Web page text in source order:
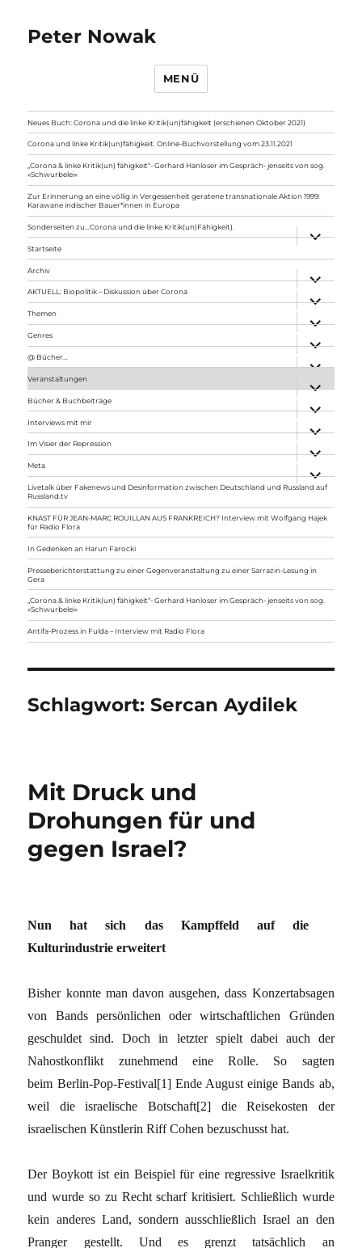
Peter Nowak
MENÜ
Neues Buch: Corona und die linke Kritik(un)fähigkeit (erschienen Oktober 2021)
Corona und linke Kritik(un)fähigkeit. Online-Buchvorstellung vom 23.11.2021
„Corona & linke Kritik(un) fähigkeit“- Gerhard Hanloser im Gespräch- jenseits von sog.
»Schwurbelei«
Zur Erinnerung an eine völlig in Vergessenheit geratene transnationale Aktion 1999:
Karawane indischer Bauer*innen in Europa
Sonderseiten zu…Corona und die linke Kritik(un)Fähigkeit).
anzeigen
Startseite
Archiv
anzeigen
AKTUELL: Biopolitik – Diskussion über Corona
anzeigen
Themen
anzeigen
Genres
anzeigen
@ Bücher…
Veranstaltungen
anzeigen
Bücher & Buchbeiträge
anzeigen
Interviews mit mir
anzeigen
Im Visier der Repression
anzeigen
Meta
anzeigen
Livetalk über Fakenews und Desinformation zwischen Deutschland und Russland auf
Russland.tv
KNAST FÜR JEAN-MARC ROUILLAN AUS FRANKREICH? Interview mit Wolfgang Hajek
für Radio Flora
In Gedenken an Harun Farocki
Presseberichterstattung zu einer Gegenveranstaltung zu einer Sarrazin-Lesung in
Gera
„Corona & linke Kritik(un) fähigkeit“- Gerhard Hanloser im Gespräch- jenseits von sog.
»Schwurbelei«
Antifa-Prozess in Fulda – Interview mit Radio Flora
Schlagwort:Sercan Aydilek
Mit Druck und
Drohungen für und
gegen Israel?
Nun hat sich das Kampffeld auf die
Kulturindustrie erweitert
Bisher konnte man davon ausgehen, dass Konzertabsagen
von Bands persönlichen oder wirtschaftlichen Gründen
geschuldet sind. Doch in letzter spielt dabei auch der
Nahostkonflikt zunehmend eine Rolle. So sagten
beim Berlin-Pop-Festival[1] Ende August einige Bands ab,
weil die israelische Botschaft[2] die Reisekosten der
israelischen Künstlerin Riff Cohen bezuschusst hat.
Der Boykott ist ein Beispiel für eine regressive Israelkritik
und wurde so zu Recht scharf kritisiert. Schließlich wurde
kein anderes Land, sondern ausschließlich Israel an den
Pranger gestellt. Und es grenzt tatsächlich an